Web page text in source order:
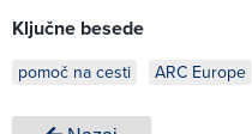
Ključne besede
pomoč na cesti ARC Europe